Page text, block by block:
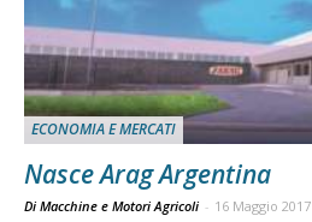
ECONOMIA E MERCATI
Nasce Arag Argentina
Di Macchine e Motori Agricoli - 16 Maggio 2017